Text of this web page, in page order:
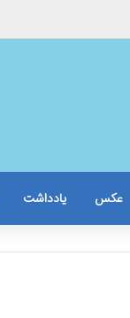
عکس یادداشت